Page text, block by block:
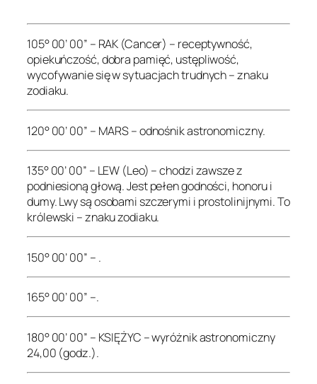
105° 00’ 00” – RAK (Cancer) – receptywność,
opiekuńczość, dobra pamięć, ustępliwość,
wycofywanie się w sytuacjach trudnych – znaku
zodiaku.
120° 00’ 00” – MARS – odnośnik astronomiczny.
135° 00’ 00” – LEW (Leo) – chodzi zawsze z
podniesioną głową. Jest pełen godności, honoru i
dumy. Lwy są osobami szczerymi i prostolinijnymi. To
królewski – znaku zodiaku.
150° 00’ 00” – .
165° 00’ 00” –.
180° 00’ 00” – KSIĘŻYC – wyróżnik astronomiczny
24,00 (godz.).